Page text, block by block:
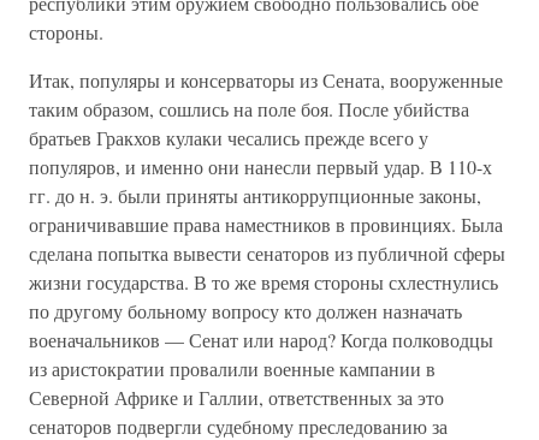
стороны.
Итак, популяры и консерваторы из Сената, вооруженные
таким образом, сошлись на поле боя. После убийства
братьев Гракхов кулаки чесались прежде всего у
популяров, и именно они нанесли первый удар. В 110-х
гг. до н. э. были приняты антикоррупционные законы,
ограничивавшие права наместников в провинциях. Была
сделана попытка вывести сенаторов из публичной сферы
жизни государства. В то же время стороны схлестнулись
по другому больному вопросу кто должен назначать
военачальников — Сенат или народ? Когда полководцы
из аристократии провалили военные кампании в
Северной Африке и Галлии, ответственных за это
сенаторов подвергли судебному преследованию за